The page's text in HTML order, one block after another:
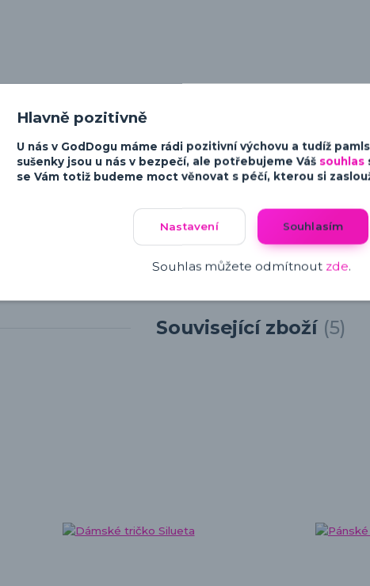
osobnost a charakter psů. Od minimalistických a moderních
své lásky ke psům.
Související zboží 5
Hlavně pozitivně
U nás v GodDogu máme rádi pozitivní výchovu a tudíž
sušenky jsou u nás v bezpečí, ale potřebujeme Váš souhlas
se Vám totiž budeme moct věnovat s péčí, kterou si
Nastavení Souhlasím
Souhlas můžete odmítnout zde.